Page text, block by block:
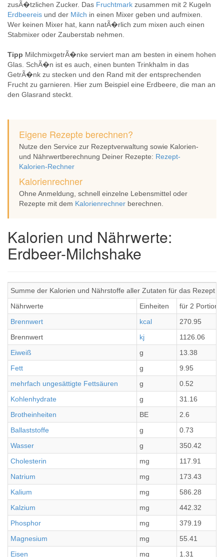
zusÃ�tzlichen Zucker. Das Fruchtmark zusammen mit 2 Kugeln
Erdbeereis und der Milch in einen Mixer geben und aufmixen.
Wer keinen Mixer hat, kann natÃ�rlich zum mixen auch einen
Stabmixer oder Zauberstab nehmen.
Tipp MilchmixgetrÃ�nke serviert man am besten in einem hohen
Glas. SchÃ�n ist es auch, einen bunten Trinkhalm in das
GetrÃ�nk zu stecken und den Rand mit der entsprechenden
Frucht zu garnieren. Hier zum Beispiel eine Erdbeere, die man an
den Glasrand steckt.
Eigene Rezepte berechnen?
Nutze den Service zur Rezeptverwaltung sowie Kalorien-
und Nährwertberechnung Deiner Rezepte: Rezept-
Kalorien-Rechner
Kalorienrechner
Ohne Anmeldung, schnell einzelne Lebensmittel oder
Rezepte mit dem Kalorienrechner berechnen.
Kalorien und Nährwerte:
Erdbeer-Milchshake
Summe der Kalorien und Nährstoffe aller Zutaten für das Rezept
Nährwerte
Einheiten
für 2
Brennwert
kcal
270.95
Brennwert
kj
1126.06
Eiweiß
g
13.38
Fett
g
9.95
mehrfach ungesättigte Fettsäuren
g
0.52
Kohlenhydrate
g
31.16
Brotheinheiten
BE
2.6
Ballaststoffe
g
0.73
Wasser
g
350.42
Cholesterin
mg
117.91
Natrium
mg
173.43
Kalium
mg
586.28
Kalzium
mg
442.32
Phosphor
mg
379.19
Magnesium
mg
55.41
Eisen
mg 1.31